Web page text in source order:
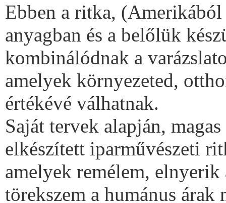
Ebben a ritka, (Amerikából
anyagban és a belőlük
kombinálódnak a
amelyek környezeted,
értékévé válhatnak.
Saját tervek alapján,
elkészített iparművészeti
amelyek remélem,
törekszem a humánus